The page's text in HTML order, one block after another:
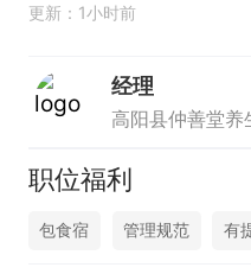
更新：1小时前
经理
高阳县仲善堂养
职位福利
包食宿 管理规范 有